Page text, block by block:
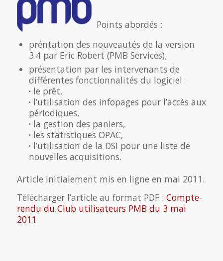
Points abordés :
préntation des nouveautés de la version
3.4 par Eric Robert (PMB Services);
présentation par les intervenants de
différentes fonctionnalités du logiciel :
· le prêt,
· l’utilisation des infopages pour l’accès aux
périodiques,
· la gestion des paniers,
· les statistiques OPAC,
· l’utilisation de la DSI pour une liste de
nouvelles acquisitions.
Article initialement mis en ligne en mai 2011.
Télécharger l’article au format PDF : Compte-
rendu du Club utilisateurs PMB du 3 mai
2011